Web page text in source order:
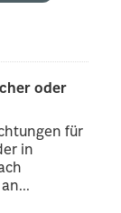
oder
für
in